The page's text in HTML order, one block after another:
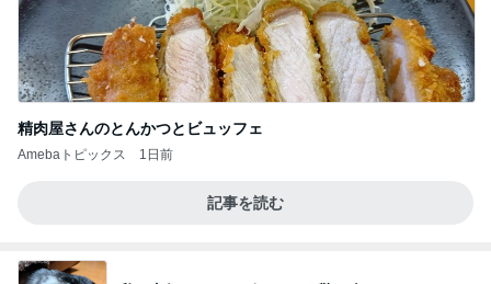
精肉屋さんのとんかつとビュッフェ
Amebaトピックス 1日前
記事を読む